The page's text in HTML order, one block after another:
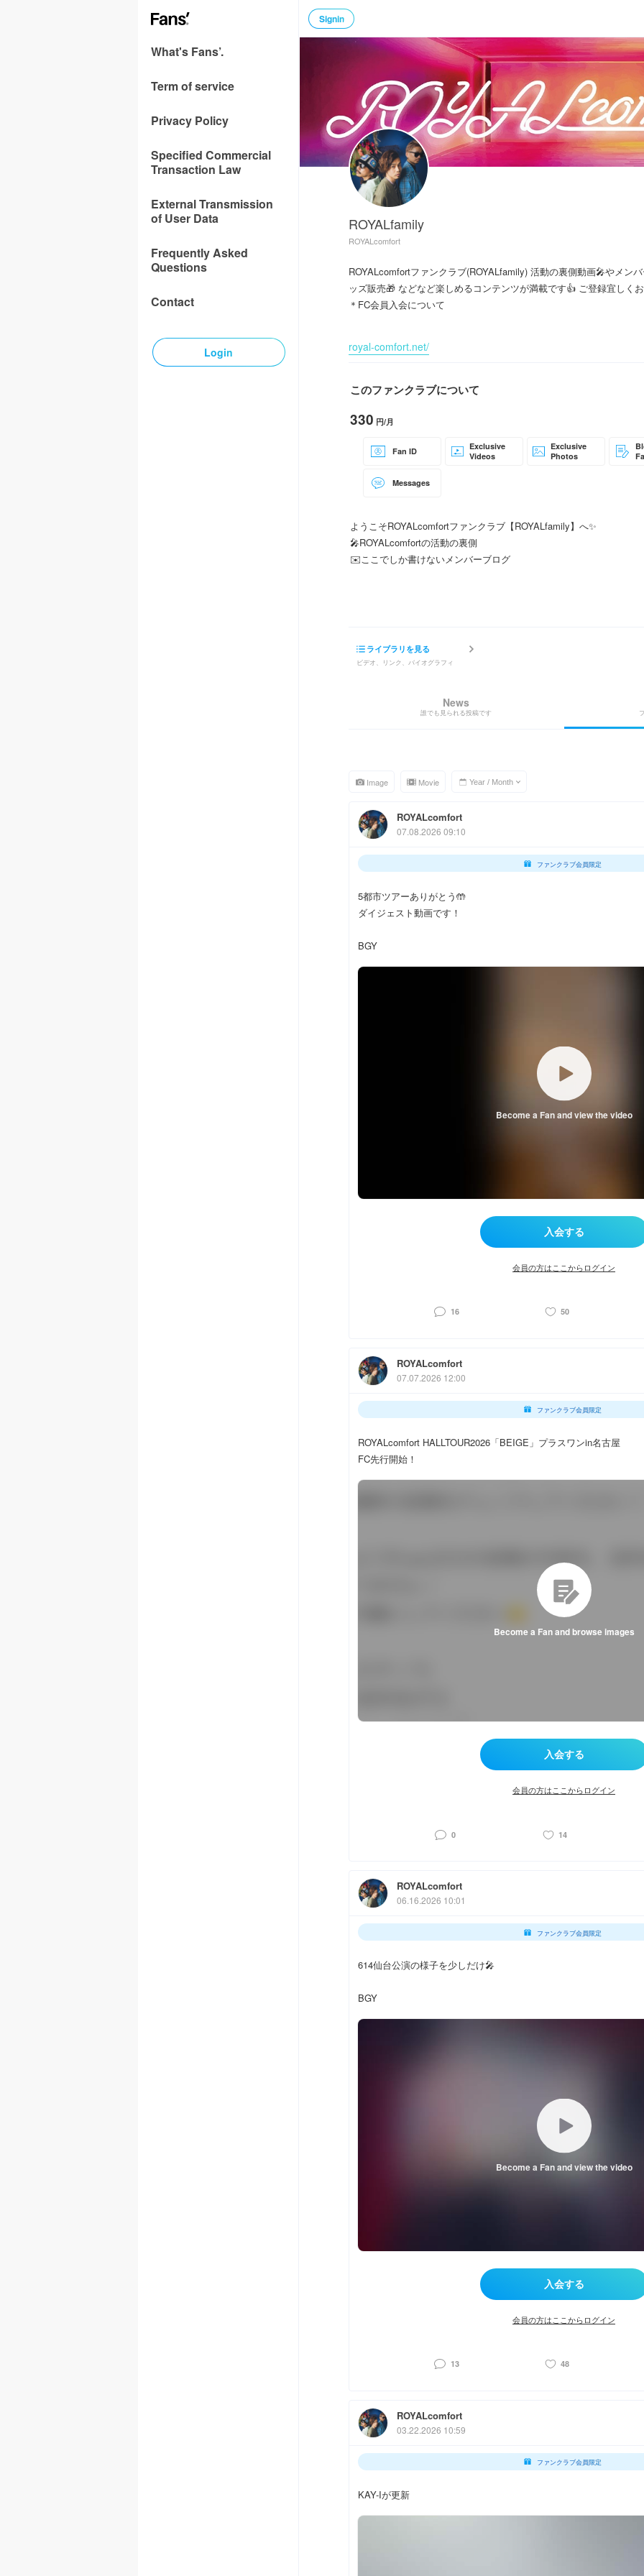
What's Fans’.
Term of service
Privacy Policy
Specified Commercial
Transaction Law
External Transmission
of User Data
Frequently Asked
Questions
Contact
Login
Signin
ROYALfamily
ROYALcomfort
ROYALcomfortファンクラブ(ROYALfamily) 活動の裏側動画🎤やメン
ッズ販売🎁 などなど楽しめるコンテンツが満載です👍 ご登録宜しく
＊FC会員入会について
royal-comfort.net/
このファンクラブについて
330 円/月
Fan ID
Exclusive
Videos
Exclusive
Photos
Messages
ようこそROYALcomfortファンクラブ【ROYALfamily】へ✨
🎤ROYALcomfortの活動の裏側
✉️ここでしか書けないメンバーブログ
ライブラリを見る
ビデオ、リンク、バイオグラフィ
News
誰でも見られる投稿です
Image Movie
ROYALcomfort
07.08.2026 09:10
ファンクラブ会員限定
5都市ツアーありがとう🤲
ダイジェスト動画です！
BGY
Become a Fan and view the video
会員の方はここからログイン
16 50
ROYALcomfort
07.07.2026 12:00
ファンクラブ会員限定
ROYALcomfort HALLTOUR2026「BEIGE」プラスワンin名古屋
FC先行開始！
Become a Fan and browse images
会員の方はここからログイン
0 14
ROYALcomfort
06.16.2026 10:01
ファンクラブ会員限定
614仙台公演の様子を少しだけ🎤
BGY
Become a Fan and view the video
会員の方はここからログイン
13 48
ROYALcomfort
03.22.2026 10:59
ファンクラブ会員限定
KAY-Iが更新